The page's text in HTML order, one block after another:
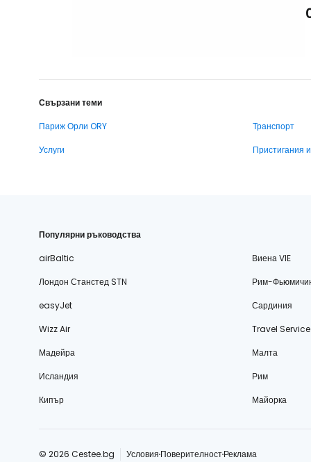
Свързани теми
Париж Орли ORY
Транспорт
Услуги
Пристигания
Популярни ръководства
airBaltic
Виена VIE
Лондон Станстед STN
Рим-
easyJet
Сардиния
Wizz Air
Travel Service
Мадейра
Малта
Исландия
Рим
Кипър
Майорка
© 2026 Cestee.bg Условия ПоверителностРеклама